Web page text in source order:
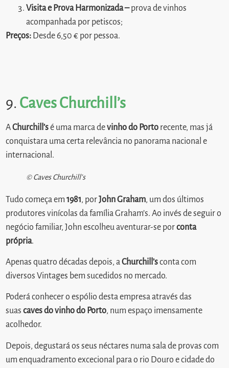
Visita e Prova Harmonizada –prova de vinhos
acompanhada por petiscos;
Preços: Desde 6,50 € por pessoa.
9. Caves Churchill’s
AChurchill’sé uma marca devinho do Porto recente, mas já
conquistara uma certa relevância no panorama nacional e
internacional.
© Caves Churchill’s
Tudo começa em1981, porJohnGraham, um dos últimos
produtores vinícolas da família Graham’s. Ao invés de seguir o
negócio familiar, John escolheu aventurar-se porconta
própria.
Apenas quatro décadas depois, aChurchill’sconta com
diversos Vintages bem sucedidos no mercado.
Poderá conhecer o espólio desta empresa através das
suascaves do vinho do Porto, num espaço imensamente
acolhedor.
Depois, degustará os seus néctares numa sala de provas com
um enquadramento excecional para o rio Douro e cidade do